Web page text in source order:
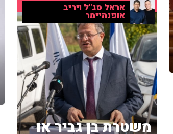
אראל סג"ל ויריב
אופנהיימר
משטרת בן גביר או